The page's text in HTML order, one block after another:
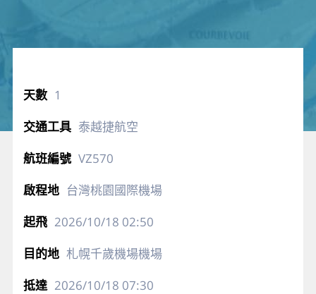
1
泰越捷航空
VZ570
台灣桃園國際機場
2026/10/18 02:50
札幌千歲機場機場
2026/10/18 07:30